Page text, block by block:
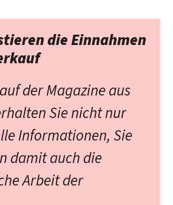
die Einnahmen
der Magazine aus
Sie nicht nur
Informationen, Sie
damit auch die
Arbeit der